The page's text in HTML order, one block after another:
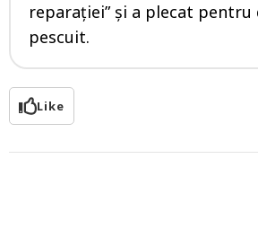
reparației” și a plecat pentru
pescuit.
Like